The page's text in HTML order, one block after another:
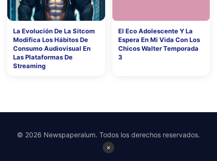
La Evolución De La Sitcom
Modifica Los Hábitos De
Consumo Audiovisual En
Las Plataformas De
Streaming
El Eco Adolescente Y La
Espera En Mi Vida Con Los
Chicos Walter Temporada
3
×
© 2026 Newspaperalum. Todos los derechos reservados.